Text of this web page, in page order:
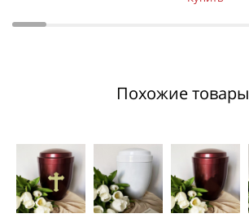
Похожие товары